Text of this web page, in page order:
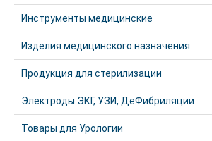
Инструменты медицинские
Изделия медицинского назначения
Продукция для стерилизации
Электроды ЭКГ, УЗИ, ДеФибриляции
Товары для Урологии